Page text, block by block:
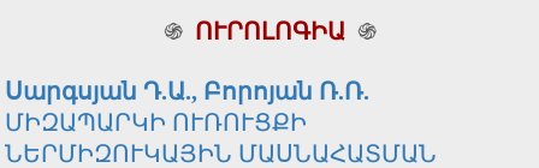
֍ ՈՒՐՈԼՈԳԻԱ ֍
Սարգսյան Դ.Ա., Բորոյան Ռ.Ռ.
ՄԻԶԱՊԱՐԿԻ ՈՒՌՈՒՑՔԻ
ՆԵՐՄԻԶՈՒԿԱՅԻՆ ՄԱՍՆԱՀԱՏՄԱՆ